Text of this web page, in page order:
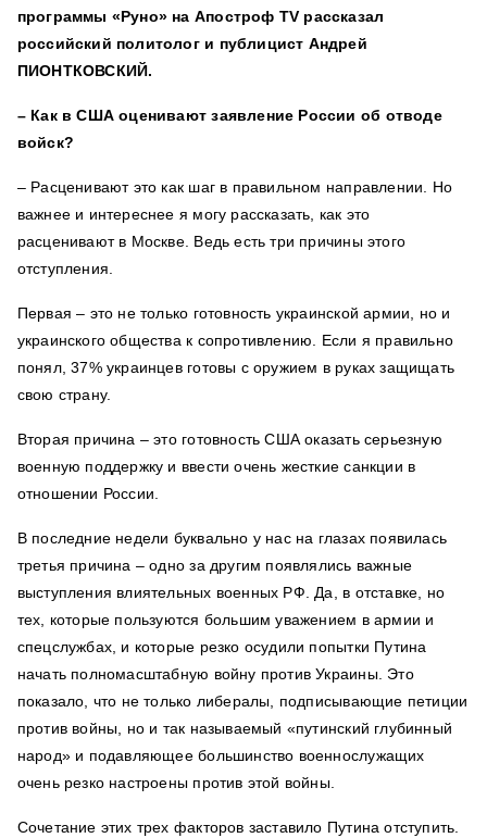
программы «Руно» на Апостроф TV рассказал
российский политолог и публицист Андрей
ПИОНТКОВСКИЙ.
– Как в США оценивают заявление России об отводе
войск?
– Расценивают это как шаг в правильном направлении. Но
важнее и интереснее я могу рассказать, как это
расценивают в Москве. Ведь есть три причины этого
отступления.
Первая – это не только готовность украинской армии, но и
украинского общества к сопротивлению. Если я правильно
понял, 37% украинцев готовы с оружием в руках защищать
свою страну.
Вторая причина – это готовность США оказать серьезную
военную поддержку и ввести очень жесткие санкции в
отношении России.
В последние недели буквально у нас на глазах появилась
третья причина – одно за другим появлялись важные
выступления влиятельных военных РФ. Да, в отставке, но
тех, которые пользуются большим уважением в армии и
спецслужбах, и которые резко осудили попытки Путина
начать полномасштабную войну против Украины. Это
показало, что не только либералы, подписывающие петиции
против войны, но и так называемый «путинский глубинный
народ» и подавляющее большинство военнослужащих
очень резко настроены против этой войны.
Сочетание этих трех факторов заставило Путина отступить.